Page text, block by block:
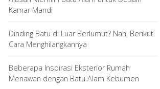
Kamar Mandi
Dinding Batu di Luar Berlumut? Nah, Berikut
Cara Menghilangkannya
Beberapa Inspirasi Eksterior Rumah
Menawan dengan Batu Alam Kebumen